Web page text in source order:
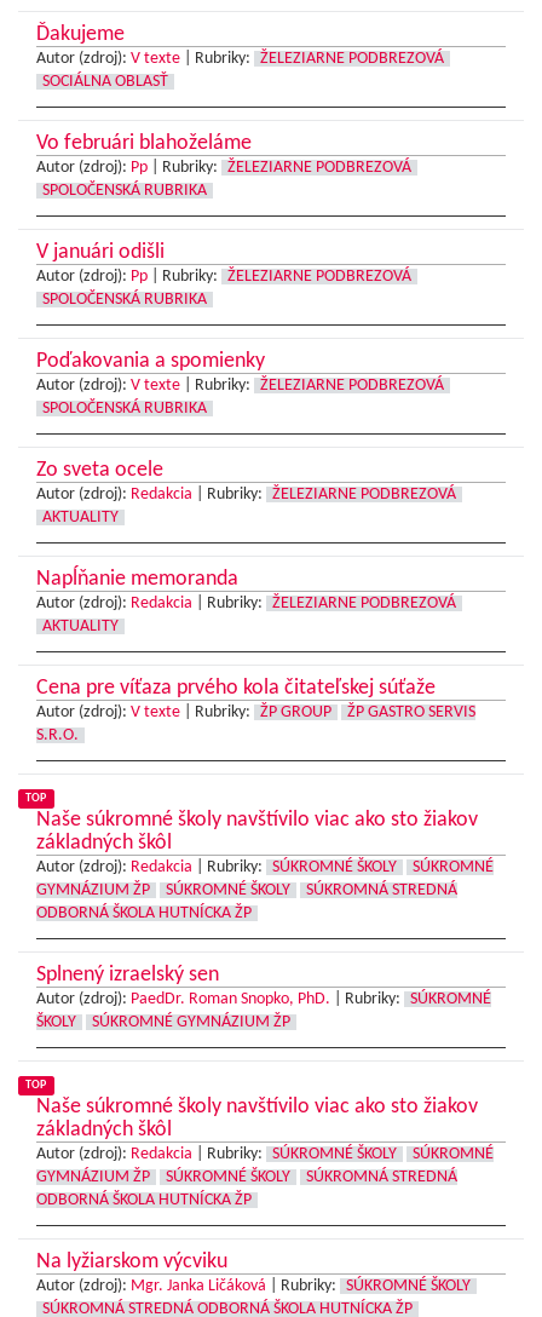
Ďakujeme
Autor (zdroj): V texte Rubriky:
ŽELEZIARNE PODBREZOVÁ
SOCIÁLNA OBLASŤ
Vo februári blahoželáme
Autor (zdroj): Pp Rubriky:
ŽELEZIARNE PODBREZOVÁ
SPOLOČENSKÁ RUBRIKA
V januári odišli
Autor (zdroj): Pp Rubriky:
ŽELEZIARNE PODBREZOVÁ
SPOLOČENSKÁ RUBRIKA
Poďakovania a spomienky
Autor (zdroj): V texte Rubriky:
ŽELEZIARNE PODBREZOVÁ
SPOLOČENSKÁ RUBRIKA
Zo sveta ocele
Autor (zdroj): Redakcia Rubriky:
ŽELEZIARNE PODBREZOVÁ
AKTUALITY
Napĺňanie memoranda
Autor (zdroj): Redakcia Rubriky:
ŽELEZIARNE PODBREZOVÁ
AKTUALITY
Cena pre víťaza prvého kola čitateľskej súťaže
Autor (zdroj): V texte Rubriky: ŽP GROUP
ŽP GASTRO SERVIS
S.R.O.
TOP
Naše súkromné školy navštívilo viac ako sto žiakov
základných škôl
Autor (zdroj): Redakcia Rubriky: SÚKROMNÉ ŠKOLY
SÚKROMNÉ
GYMNÁZIUM ŽP
SÚKROMNÉ ŠKOLY
SÚKROMNÁ STREDNÁ
ODBORNÁ ŠKOLA HUTNÍCKA ŽP
Splnený izraelský sen
Autor (zdroj): PaedDr. Roman Snopko, PhD. Rubriky:
SÚKROMNÉ
ŠKOLY
SÚKROMNÉ GYMNÁZIUM ŽP
TOP
Naše súkromné školy navštívilo viac ako sto žiakov
základných škôl
Autor (zdroj): Redakcia Rubriky: SÚKROMNÉ ŠKOLY
SÚKROMNÉ
GYMNÁZIUM ŽP
SÚKROMNÉ ŠKOLY
SÚKROMNÁ STREDNÁ
ODBORNÁ ŠKOLA HUTNÍCKA ŽP
Na lyžiarskom výcviku
Autor (zdroj): Mgr. Janka Ličáková Rubriky:
SÚKROMNÉ ŠKOLY
SÚKROMNÁ STREDNÁ ODBORNÁ ŠKOLA HUTNÍCKA ŽP